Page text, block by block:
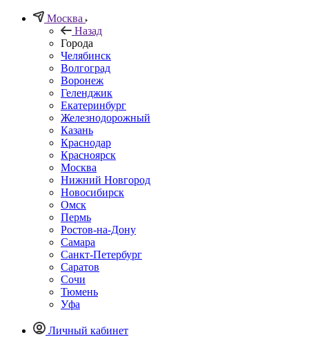
Москва
Назад
Города
Челябинск
Волгоград
Воронеж
Геленджик
Екатеринбург
Железнодорожный
Казань
Краснодар
Красноярск
Москва
Нижний Новгород
Новосибирск
Омск
Пермь
Ростов-на-Дону
Самара
Санкт-Петербург
Саратов
Сочи
Тюмень
Уфа
Личный кабинет